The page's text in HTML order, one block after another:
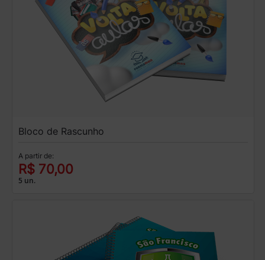
Bloco de Rascunho
A partir de:
R$ 70,00
5 un.